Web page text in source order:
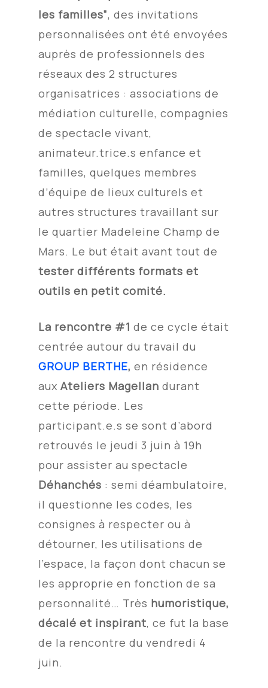
les familles”, des invitations
personnalisées ont été envoyées
auprès de professionnels des
réseaux des 2 structures
organisatrices : associations de
médiation culturelle, compagnies
de spectacle vivant,
animateur.trice.s enfance et
familles, quelques membres
d’équipe de lieux culturels et
autres structures travaillant sur
le quartier Madeleine Champ de
Mars. Le but était avant tout de
tester différents formats et
outils en petit comité.
La rencontre #1 de ce cycle était
centrée autour du travail du
GROUP BERTHE, en résidence
auxAteliers Magellan durant
cette période. Les
participant.e.s se sont d’abord
retrouvés le jeudi 3 juin à 19h
pour assister au spectacle
Déhanchés : semi déambulatoire,
il questionne les codes, les
consignes à respecter ou à
détourner, les utilisations de
l’espace, la façon dont chacun se
les approprie en fonction de sa
personnalité… Très humoristique,
décalé et inspirant, ce fut la base
de la rencontre du vendredi 4
juin.